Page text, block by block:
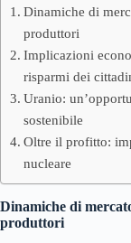
Dinamiche di
produttori
Implicazioni
risparmi dei
Uranio:
sostenibile
Oltre il profitto:
nucleare
Dinamiche di
produttori